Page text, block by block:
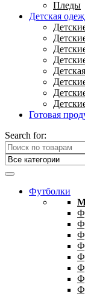
Пледы
Детская
Готовая
Search for:
Футболки